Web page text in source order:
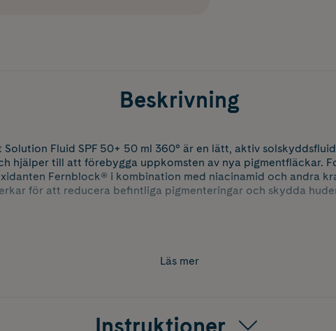
Beskrivning
Solution Fluid SPF 50+ 50 ml 360° är en lätt, aktiv
hjälper till att förebygga uppkomsten av nya pigmentfläckar.
Fernblock® i kombination med niacinamid och andra
för att reducera befintliga pigmenteringar och skydda
patenterade växtbaserade teknologi ASPA-Fernblock®,
Läs mer